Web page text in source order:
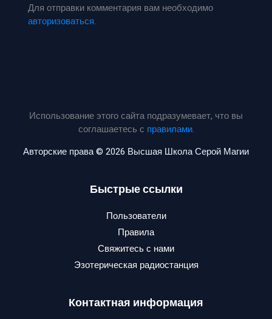
Для отправки комментария вам необходимо
авторизоваться.
Использование этого сайта подразумевает, что вы
соглашаетесь с правилами.
Авторские права © 2026 Высшая Школа Серой Магии
Быстрые ссылки
Пользователи
Правила
Свяжитесь с нами
Эзотерическая радиостанция
Контактная информация